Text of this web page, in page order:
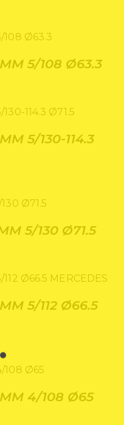
5/108 Ø63.3
5/130-114.3
5/130 Ø71.5
5/112 Ø66.5
4/108 Ø65